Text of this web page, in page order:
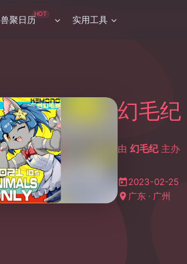
兽聚日历
HOT
实用工具
幻毛纪
由 幻毛纪 主办
2023-02-25
广东 · 广州